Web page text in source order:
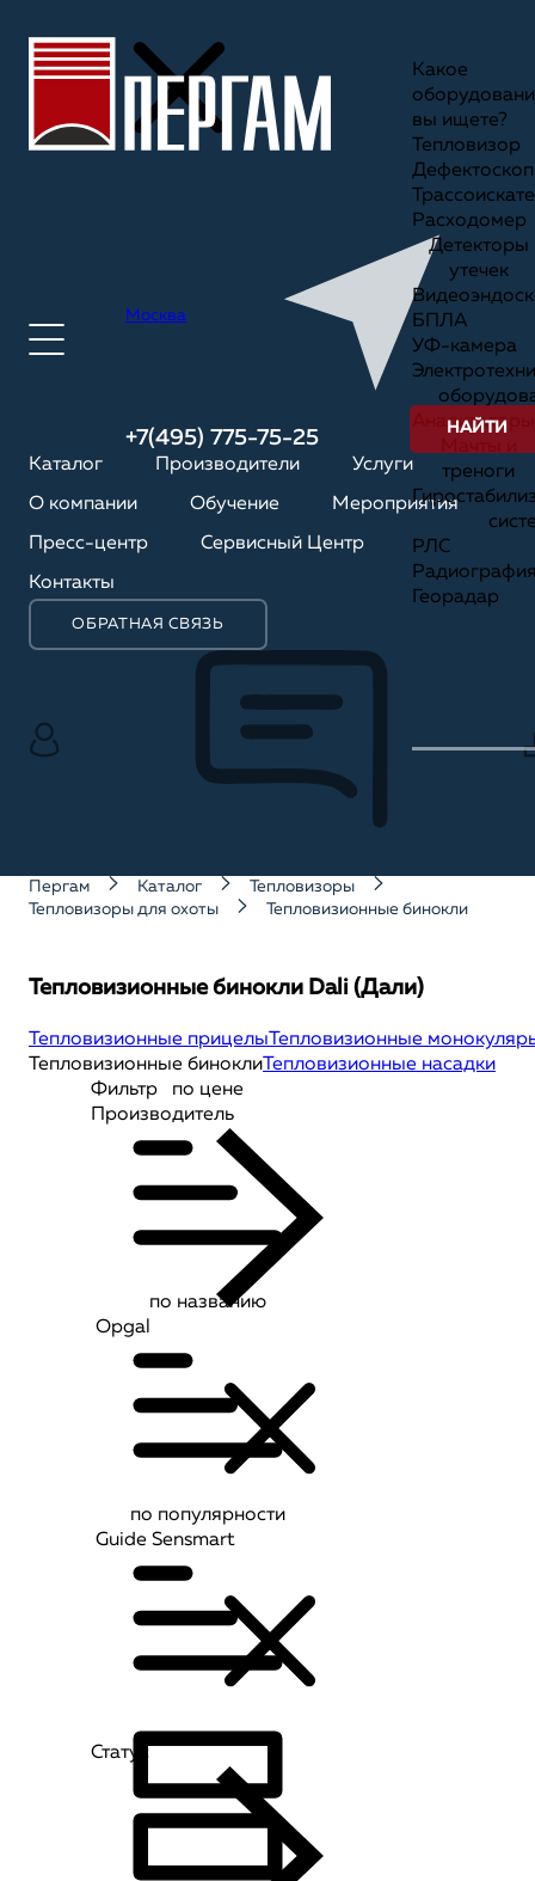
Москва
+7(495) 775-75-25
Каталог Производители Услуги
О компании Обучение Мероприятия
Пресс-центр Сервисный Центр
Контакты
ОБРАТНАЯ СВЯЗЬ
Какое
вы ищете?
Тепловизор
Дефектоскоп
Расходомер
Детекторы
утечек
БПЛА
УФ-камера
Анализаторы
треноги
РЛС
Георадар
НАЙТИ
Пергам Каталог
Тепловизоры
Тепловизоры для охоты
Тепловизионные бинокли
Тепловизионные бинокли Dali (Дали)
Тепловизионные прицелы Тепловизионные
Тепловизионные бинокли Тепловизионные насадки
по цене
по названию
по популярности
Фильтр
Производитель
Opgal
Guide Sensmart
Статус